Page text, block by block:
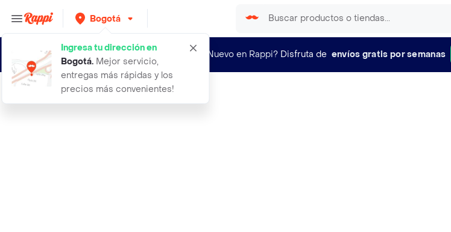
Bogotá
Ingresa tu dirección en
Bogotá. Mejor servicio,
entregas más rápidas y los
precios más convenientes!
¿Nuevo en Rappi? Disfruta de envíos gratis por semanas
aceite de oliva virgen carulla